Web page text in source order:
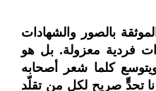
بالصور والشهادات
فردية معزولة. بل هو
كلما شعر أصحابه
تحدٍّ صريح لكل من تقلّد